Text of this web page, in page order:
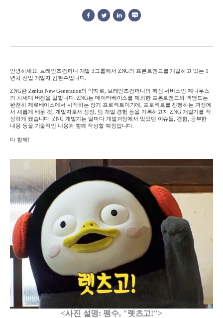
안녕하세요. 브레인즈컴퍼니 개발 3그룹에서 ZNG의 프론트엔드를 개발하고 있는 1
년차 신입 개발자 김현수입니다.
ZNG란 Zenius New Generation의 약자로, 브레인즈컴퍼니의 핵심 서비스인 제니우스
의 차세대 버전을 말합니다.ZNG는 데이터베이스를 제외한 프론트엔드와 백엔드는
완전히 제로베이스에서 시작하는 장기 프로젝트이기에, 프로젝트를 진행하는 과정에
서 새롭게 배운 것, 개발자로서 성장, 팀 개발 경험 등을 기록하고자 ZNG 개발기를 작
성하게 됐습니다.ZNG 개발기는 달마다 개발과정에서 있었던 이슈들, 경험, 공부한
내용 등을 기술적인 내용과 함께 작성할 예정입니다.
다 함께!
<사진 설명: 펭수, "렛츠고!">